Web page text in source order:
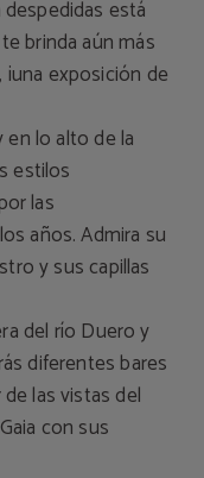
está
brinda aún más
exposición de
en lo alto de la
estilos
las
años. Admira su
y sus capillas
del río Duero y
diferentes bares
las vistas del
con sus